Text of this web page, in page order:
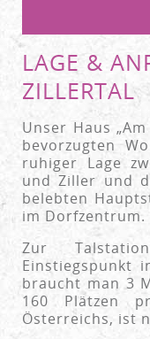
LAGE &
ZILLERTAL
Unser Haus
bevorzugten
ruhiger Lage
und Ziller und
belebten
im Dorfzentrum.
Zur
Einstiegspunkt
braucht man 3
160 Plätzen
Österreichs, ist